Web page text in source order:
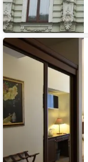
Арт-
отель